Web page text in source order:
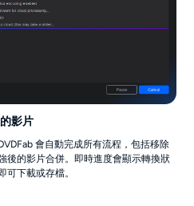
影片
會自動完成所有流程，包括移除
後的影片合併。即時進度會顯示轉換狀
可下載或存檔。